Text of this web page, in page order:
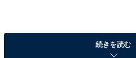
続きを読む